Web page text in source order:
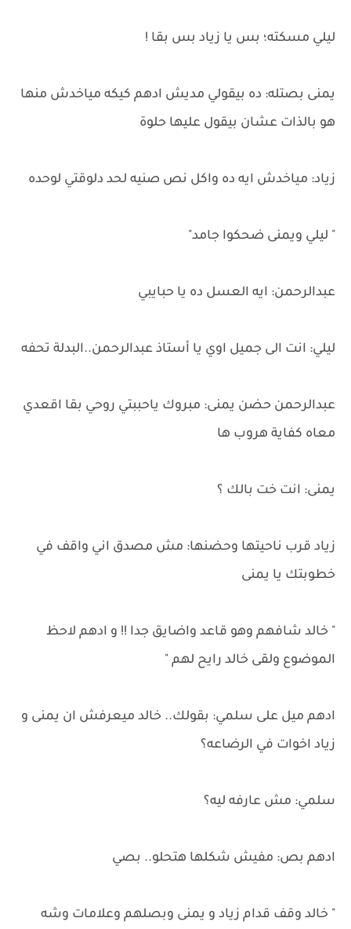
ليلي مسكته؛ بس يا زياد بس بقا !
يمنى بصتله: ده بيقولي مديش ادهم كيكه مياخدش منها
هو بالذات عشان بيقول عليها حلوة
زياد: مياخدش ايه ده واكل نص صنيه لحد دلوقتي لوحده
" ليلي ويمنى ضحكوا جامد"
عبدالرحمن: ايه العسل ده يا حبايبي
ليلي: انت الى جميل اوي يا أستاذ عبدالرحمن..البدلة تحفه
عبدالرحمن حضن يمنى: مبروك ياحببتي روحي بقا اقعدي
معاه كفاية هروب ها
يمنى: انت خت بالك ؟
زياد قرب ناحيتها وحضنها: مش مصدق اني واقف في
خطوبتك يا يمنى
" خالد شافهم وهو قاعد واضايق جدا !! و ادهم لاحظ
الموضوع ولقى خالد رايح لهم "
ادهم ميل على سلمي: بقولك.. خالد ميعرفش ان يمنى و
زياد اخوات في الرضاعه؟
سلمي: مش عارفه ليه؟
ادهم بص: مفيش شكلها هتحلو.. بصي
" خالد وقف قدام زياد و يمنى وبصلهم وعلامات وشه